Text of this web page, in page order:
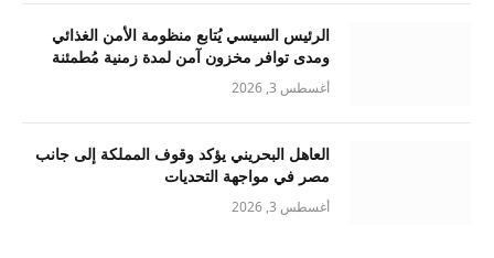
الرئيس السيسي يُتابع منظومة الأمن الغذائي
ومدى توافر مخزون آمن لمدة زمنية مُطمئنة
أغسطس 3, 2026
العاهل البحريني يؤكد وقوف المملكة إلى جانب
مصر في مواجهة التحديات
أغسطس 3, 2026